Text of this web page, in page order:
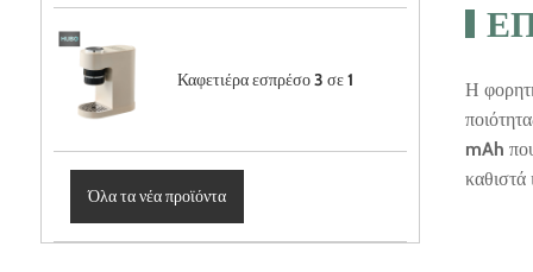
Καφετιέρα εσπρέσο 3 σε 1
Όλα τα νέα προϊόντα
Η
mAh
καθιστά